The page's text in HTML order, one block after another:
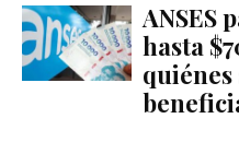
ANSES
hasta